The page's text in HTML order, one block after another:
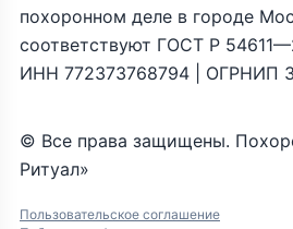
© Все права защищены.
Ритуал»
Пользовательское соглашение
похоронном деле в городе
соответствуют ГОСТ Р
ИНН 772373768794 | ОГРНИП